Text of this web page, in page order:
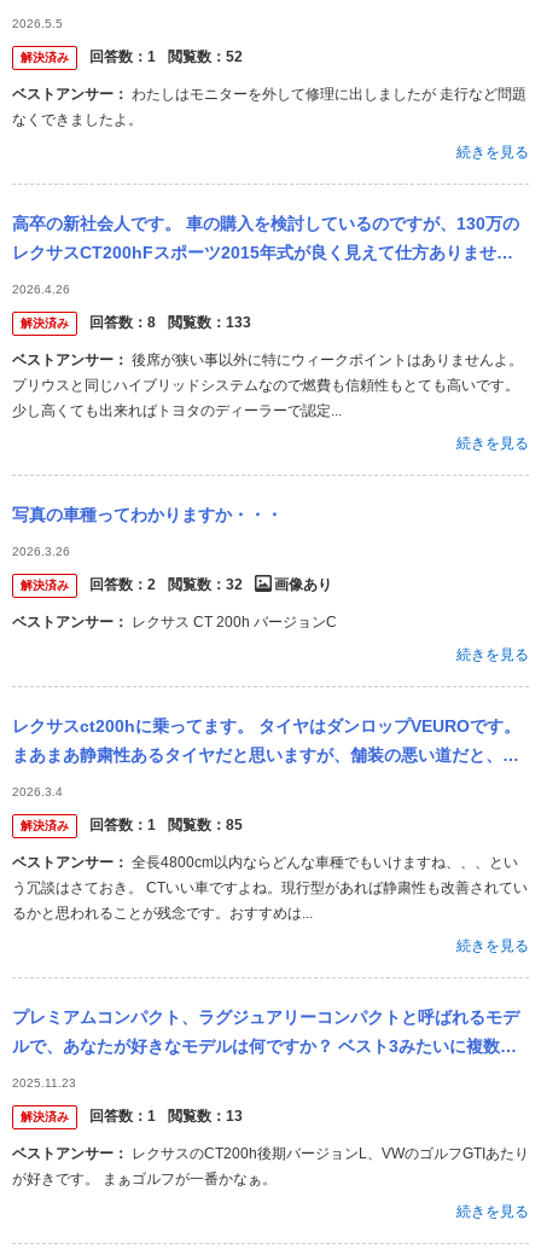
るのですが、修理に出している間モニターなしでもエアコンの操作
やCD...
2026.5.5
解決済み 回答数： 1 閲覧数： 52
ベストアンサー：
なくできましたよ。
続きを見る
高卒の新社会人です。 車の購入を検討しているのですが、130万の
レクサスCT200hFスポーツ2015年式が良く見えて仕方ありませ
ん。 ですが、ネットでは不評ばかりです、私はレクサスに乗った
こ...
2026.4.26
解決済み 回答数： 8 閲覧数： 133
ベストアンサー：
プリウスと同じハイブリッドシステムなので燃費も信頼性もとても高いです。
少し高くても出来ればトヨタのディーラーで認定...
続きを見る
写真の車種ってわかりますか・・・
2026.3.26
解決済み 回答数： 2 閲覧数： 32 画像あり
ベストアンサー： レクサス CT 200h バージョンC
続きを見る
レクサスct200hに乗ってます。 タイヤはダンロップVEUROです。
まあまあ静粛性あるタイヤだと思いますが、舗装の悪い道だと、ロ
ードノイズが目立ちます。 レクサスct200hと同じようなサイ...
2026.3.4
解決済み 回答数： 1 閲覧数： 85
ベストアンサー：
う冗談はさておき。 CTいい車ですよね。現行型があれば静粛性も改善されてい
るかと思われることが残念です。おすすめは...
続きを見る
プレミアムコンパクト、ラグジュアリーコンパクトと呼ばれるモデ
ルで、あなたが好きなモデルは何ですか？ ベスト3みたいに複数挙
げて下さっても、「国産モデルはこれ、海外モデルはこれ」みたい
にそれぞれ挙...
2025.11.23
解決済み 回答数： 1 閲覧数： 13
ベストアンサー：
が好きです。 まぁゴルフが一番かなぁ。
続きを見る